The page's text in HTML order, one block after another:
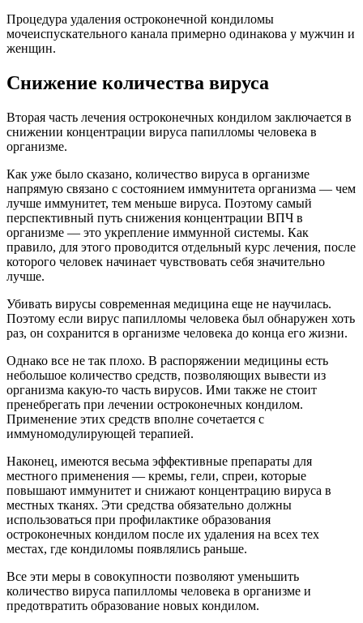
Процедура удаления остроконечной кондиломы
мочеиспускательного канала примерно одинакова у мужчин и
женщин.
Снижение количества вируса
Вторая часть лечения остроконечных кондилом заключается в
снижении концентрации вируса папилломы человека в
организме.
Как уже было сказано, количество вируса в организме
напрямую связано с состоянием иммунитета организма — чем
лучше иммунитет, тем меньше вируса. Поэтому самый
перспективный путь снижения концентрации ВПЧ в
организме — это укрепление иммунной системы. Как
правило, для этого проводится отдельный курс лечения, после
которого человек начинает чувствовать себя значительно
лучше.
Убивать вирусы современная медицина еще не научилась.
Поэтому если вирус папилломы человека был обнаружен хоть
раз, он сохранится в организме человека до конца его жизни.
Однако все не так плохо. В распоряжении медицины есть
небольшое количество средств, позволяющих вывести из
организма какую-то часть вирусов. Ими также не стоит
пренебрегать при лечении остроконечных кондилом.
Применение этих средств вполне сочетается с
иммуномодулирующей терапией.
Наконец, имеются весьма эффективные препараты для
местного применения — кремы, гели, спреи, которые
повышают иммунитет и снижают концентрацию вируса в
местных тканях. Эти средства обязательно должны
использоваться при профилактике образования
остроконечных кондилом после их удаления на всех тех
местах, где кондиломы появлялись раньше.
Все эти меры в совокупности позволяют уменьшить
количество вируса папилломы человека в организме и
предотвратить образование новых кондилом.